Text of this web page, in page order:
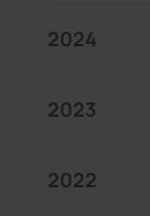
2024
2023
2022